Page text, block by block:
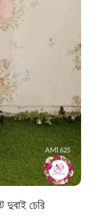
দুবাই চেরি